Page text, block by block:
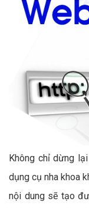
Không chỉ dừng
dụng cụ nha khoa
nội dung sẽ tạo